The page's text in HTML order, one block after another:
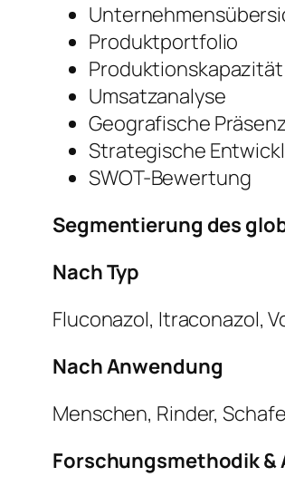
Produktportfolio
Produktionskapazität
Umsatzanalyse
Geografische
Strategische
SWOT-Bewertung
Segmentierung des
Nach Typ
Fluconazol, Itraconazol,
Nach Anwendung
Menschen, Rinder,
Forschungsmethodik &